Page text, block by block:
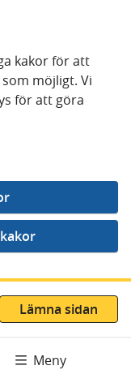
kakor för att
möjligt. Vi
för att göra
Lämna sidan
Meny